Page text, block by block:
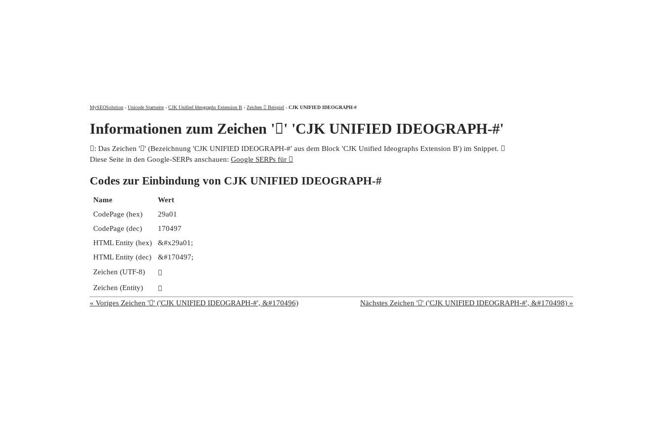
MySEOSolution › Unicode Startseite › CJK Unified Ideographs Extension B › Zeichen 𩨁 Beispiel › CJK UNIFIED IDEOGRAPH-#
Informationen zum Zeichen '𩨁' 'CJK UNIFIED IDEOGRAPH-#'
𩨁: Das Zeichen '𩨁' (Bezeichnung 'CJK UNIFIED IDEOGRAPH-#' aus dem Block 'CJK Unified Ideographs Extension B') im Snippet. 𩨁
Diese Seite in den Google-SERPs anschauen: Google SERPs für 𩨁
Codes zur Einbindung von CJK UNIFIED IDEOGRAPH-#
Name
Wert
CodePage (hex)
29a01
CodePage (dec)
170497
HTML Entity (hex)
&#x29a01;
HTML Entity (dec)
&#170497;
Zeichen (UTF-8)
𩨁
Zeichen (Entity)
𩨁
« Voriges Zeichen '𩨀' ('CJK UNIFIED IDEOGRAPH-#', &#170496)
Nächstes Zeichen '𩨂' ('CJK UNIFIED IDEOGRAPH-#', &#170498) »